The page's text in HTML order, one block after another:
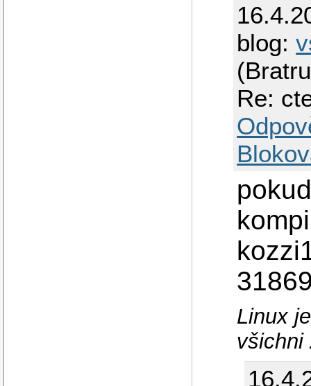
blog:
Re:
Linux
všichni